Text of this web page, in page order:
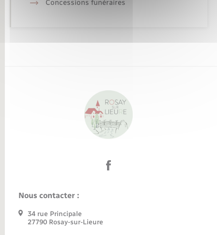
Concessions funéraires
Nous contacter :
34 rue Principale
27790 Rosay-sur-Lieure